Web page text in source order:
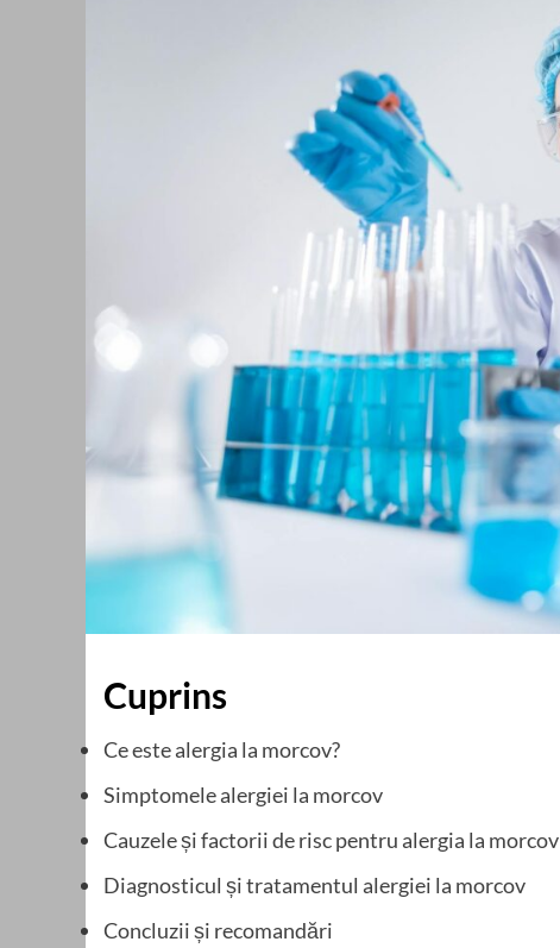
Cuprins
Ce este alergia la morcov?
Simptomele alergiei la morcov
Cauzele și factorii de risc pentru alergia la morcov
Diagnosticul și tratamentul alergiei la morcov
Concluzii și recomandări